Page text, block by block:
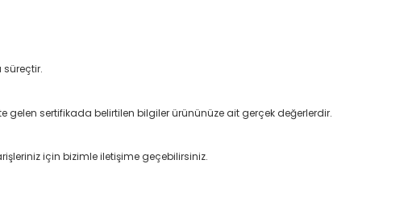
gelen sertifikada belirtilen bilgiler ürününüze ait gerçek değerlerdir.
için bizimle iletişime geçebilirsiniz.